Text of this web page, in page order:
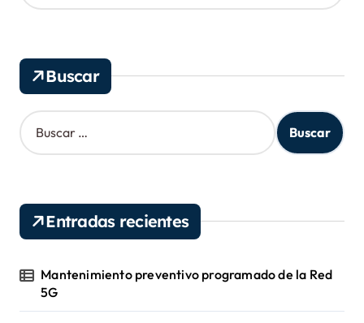
v
s
Buscar
B
u
r
Entradas recientes
Mantenimiento preventivo programado de la Red
5G